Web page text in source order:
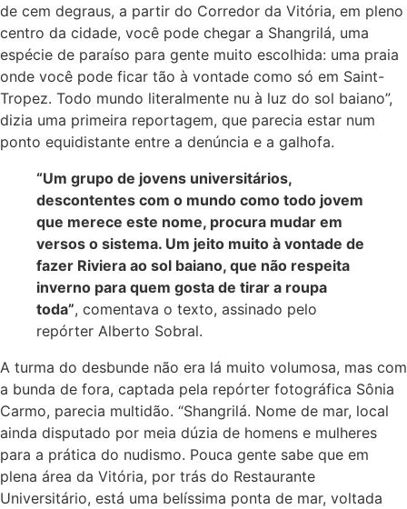
de cem degraus, a partir do Corredor da Vitória, em pleno
centro da cidade, você pode chegar a Shangrilá, uma
espécie de paraíso para gente muito escolhida: uma praia
onde você pode ficar tão à vontade como só em Saint-
Tropez. Todo mundo literalmente nu à luz do sol baiano”,
dizia uma primeira reportagem, que parecia estar num
ponto equidistante entre a denúncia e a galhofa.
“Um grupo de jovens universitários,
descontentes com o mundo como todo jovem
que merece este nome, procura mudar em
versos o sistema. Um jeito muito à vontade de
fazer Riviera ao sol baiano, que não respeita
inverno para quem gosta de tirar a roupa
toda”, comentava o texto, assinado pelo
repórter Alberto Sobral.
A turma do desbunde não era lá muito volumosa, mas com
a bunda de fora, captada pela repórter fotográfica Sônia
Carmo, parecia multidão. “Shangrilá. Nome de mar, local
ainda disputado por meia dúzia de homens e mulheres
para a prática do nudismo. Pouca gente sabe que em
plena área da Vitória, por trás do Restaurante
Universitário, está uma belíssima ponta de mar, voltada